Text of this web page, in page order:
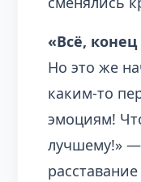
«Всё,
Но это же
каким-то
эмоциям!
лучшему!»